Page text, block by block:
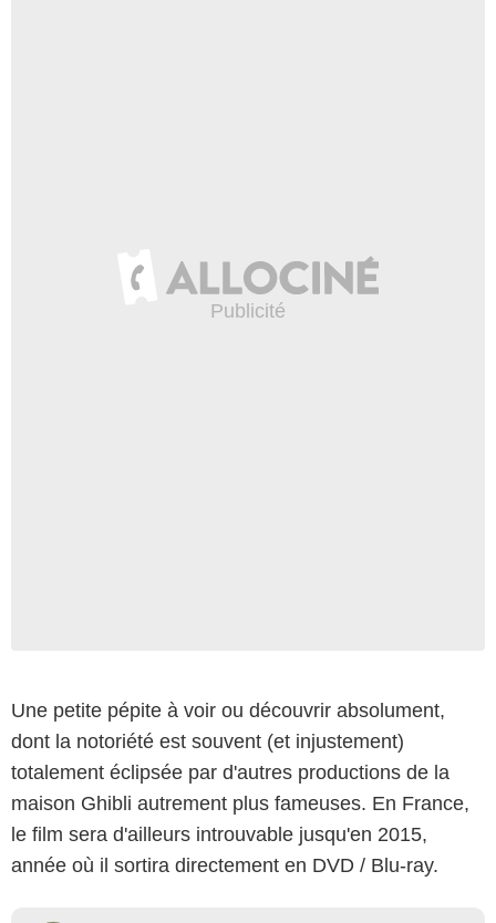
Une petite pépite à voir ou découvrir absolument,
dont la notoriété est souvent (et injustement)
totalement éclipsée par d'autres productions de la
maison Ghibli autrement plus fameuses. En France,
le film sera d'ailleurs introuvable jusqu'en 2015,
année où il sortira directement en DVD / Blu-ray.